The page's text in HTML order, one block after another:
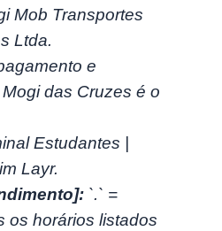
Mob Transportes
Ltda.
e
das Cruzes é o
Estudantes |
Layr.
`.` =
os horários listados